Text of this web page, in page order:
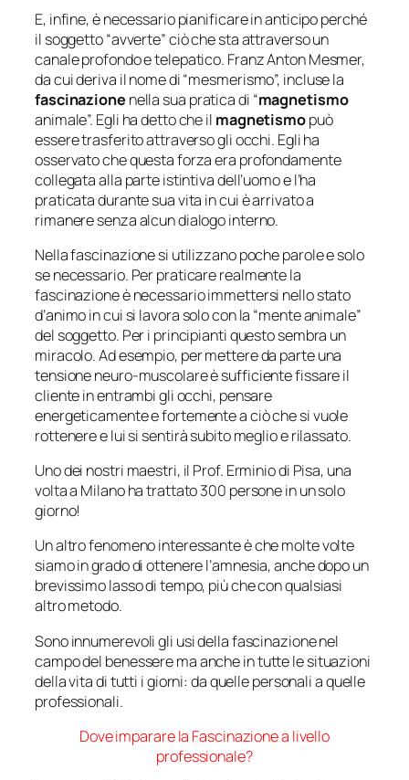
E, infine, è necessario pianificare in anticipo perché
il soggetto “avverte” ciò che sta attraverso un
canale profondo e telepatico. Franz Anton Mesmer,
da cui deriva il nome di “mesmerismo”, incluse la
fascinazione nella sua pratica di “magnetismo
animale”. Egli ha detto che il magnetismopuò
essere trasferito attraverso gli occhi. Egli ha
osservato che questa forza era profondamente
collegata alla parte istintiva dell’uomo e l’ha
praticata durante sua vita in cui è arrivato a
rimanere senza alcun dialogo interno.
Nella fascinazione si utilizzano poche parole e solo
se necessario. Per praticare realmente la
fascinazione è necessario immettersi nello stato
d’animo in cui si lavora solo con la “mente animale”
del soggetto. Per i principianti questo sembra un
miracolo. Ad esempio, per mettere da parte una
tensione neuro-muscolare è sufficiente fissare il
cliente in entrambi gli occhi, pensare
energeticamente e fortemente a ciò che si vuole
rottenere e lui si sentirà subito meglio e rilassato.
Uno dei nostri maestri, il Prof. Erminio di Pisa, una
volta a Milano ha trattato 300 persone in un solo
giorno!
Un altro fenomeno interessante è che molte volte
siamo in grado di ottenere l’amnesia, anche dopo un
brevissimo lasso di tempo, più che con qualsiasi
altro metodo.
Sono innumerevoli gli usi della fascinazione nel
campo del benessere ma anche in tutte le situazioni
della vita di tutti i giorni: da quelle personali a quelle
professionali.
Dove imparare la Fascinazione a livello
professionale?